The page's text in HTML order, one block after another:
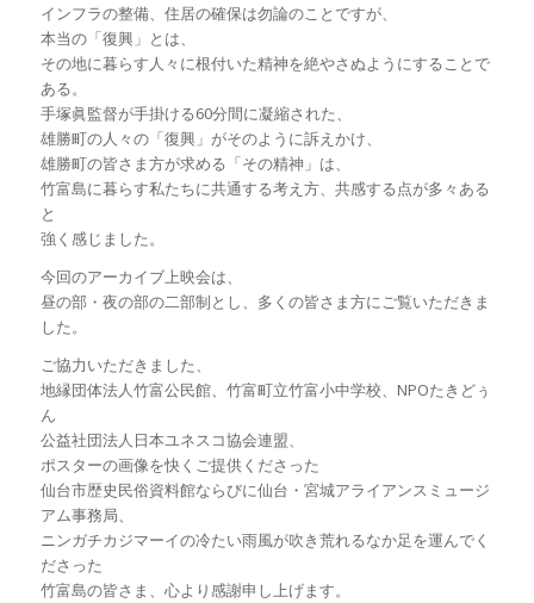
インフラの整備、住居の確保は勿論のことですが、
本当の「復興」とは、
その地に暮らす人々に根付いた精神を絶やさぬようにすることで
ある。
手塚眞監督が手掛ける60分間に凝縮された、
雄勝町の人々の「復興」がそのように訴えかけ、
雄勝町の皆さま方が求める「その精神」は、
竹富島に暮らす私たちに共通する考え方、共感する点が多々ある
と
強く感じました。
今回のアーカイブ上映会は、
昼の部・夜の部の二部制とし、多くの皆さま方にご覧いただきま
した。
ご協力いただきました、
地縁団体法人竹富公民館、竹富町立竹富小中学校、NPOたきどぅ
ん
公益社団法人日本ユネスコ協会連盟、
ポスターの画像を快くご提供くださった
仙台市歴史民俗資料館ならびに仙台・宮城アライアンスミュージ
アム事務局、
ニンガチカジマーイの冷たい雨風が吹き荒れるなか足を運んでく
ださった
竹富島の皆さま、心より感謝申し上げます。